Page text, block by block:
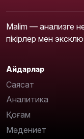
Malim — анализге
пікірлер мен
Айдарлар
Саясат
Аналитика
Қоғам
Мәдениет